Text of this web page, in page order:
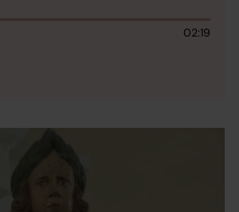
02:19